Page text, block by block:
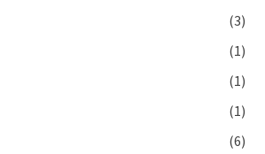
(3)
(1)
(1)
(1)
(6)